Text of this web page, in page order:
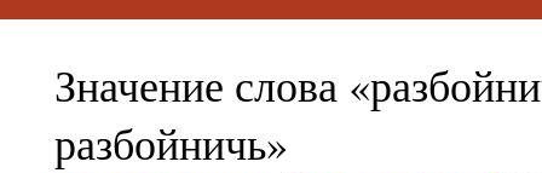
Значение слова
разбойничь»